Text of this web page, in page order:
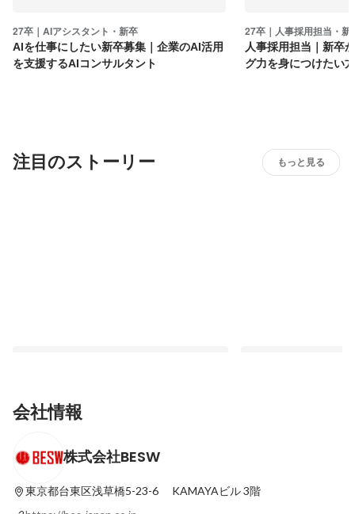
27卒｜AIアシスタント・新卒
AIを仕事にしたい新卒募集｜企業のAI活用
を支援するAIコンサルタント
27卒｜人事採用担当・新
人事採用担当｜新卒
グ力を身につけたい
注目のストーリー もっと見る
【社員インタビュー#003】営業でつまずい
へ 最新順で表示
かす”フィールドを広
最新順で表示
会社情報
株式会社BESW
東京都台東区浅草橋5-23-6
KAMAYAビル 3階